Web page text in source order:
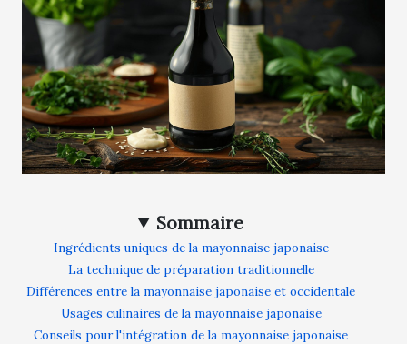
Sommaire
Ingrédients uniques de la mayonnaise japonaise
La technique de préparation traditionnelle
Différences entre la mayonnaise japonaise et occidentale
Usages culinaires de la mayonnaise japonaise
Conseils pour l'intégration de la mayonnaise japonaise